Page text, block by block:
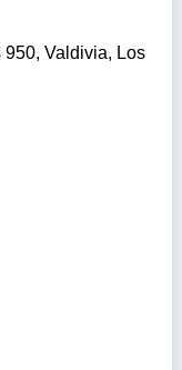
950, Valdivia, Los